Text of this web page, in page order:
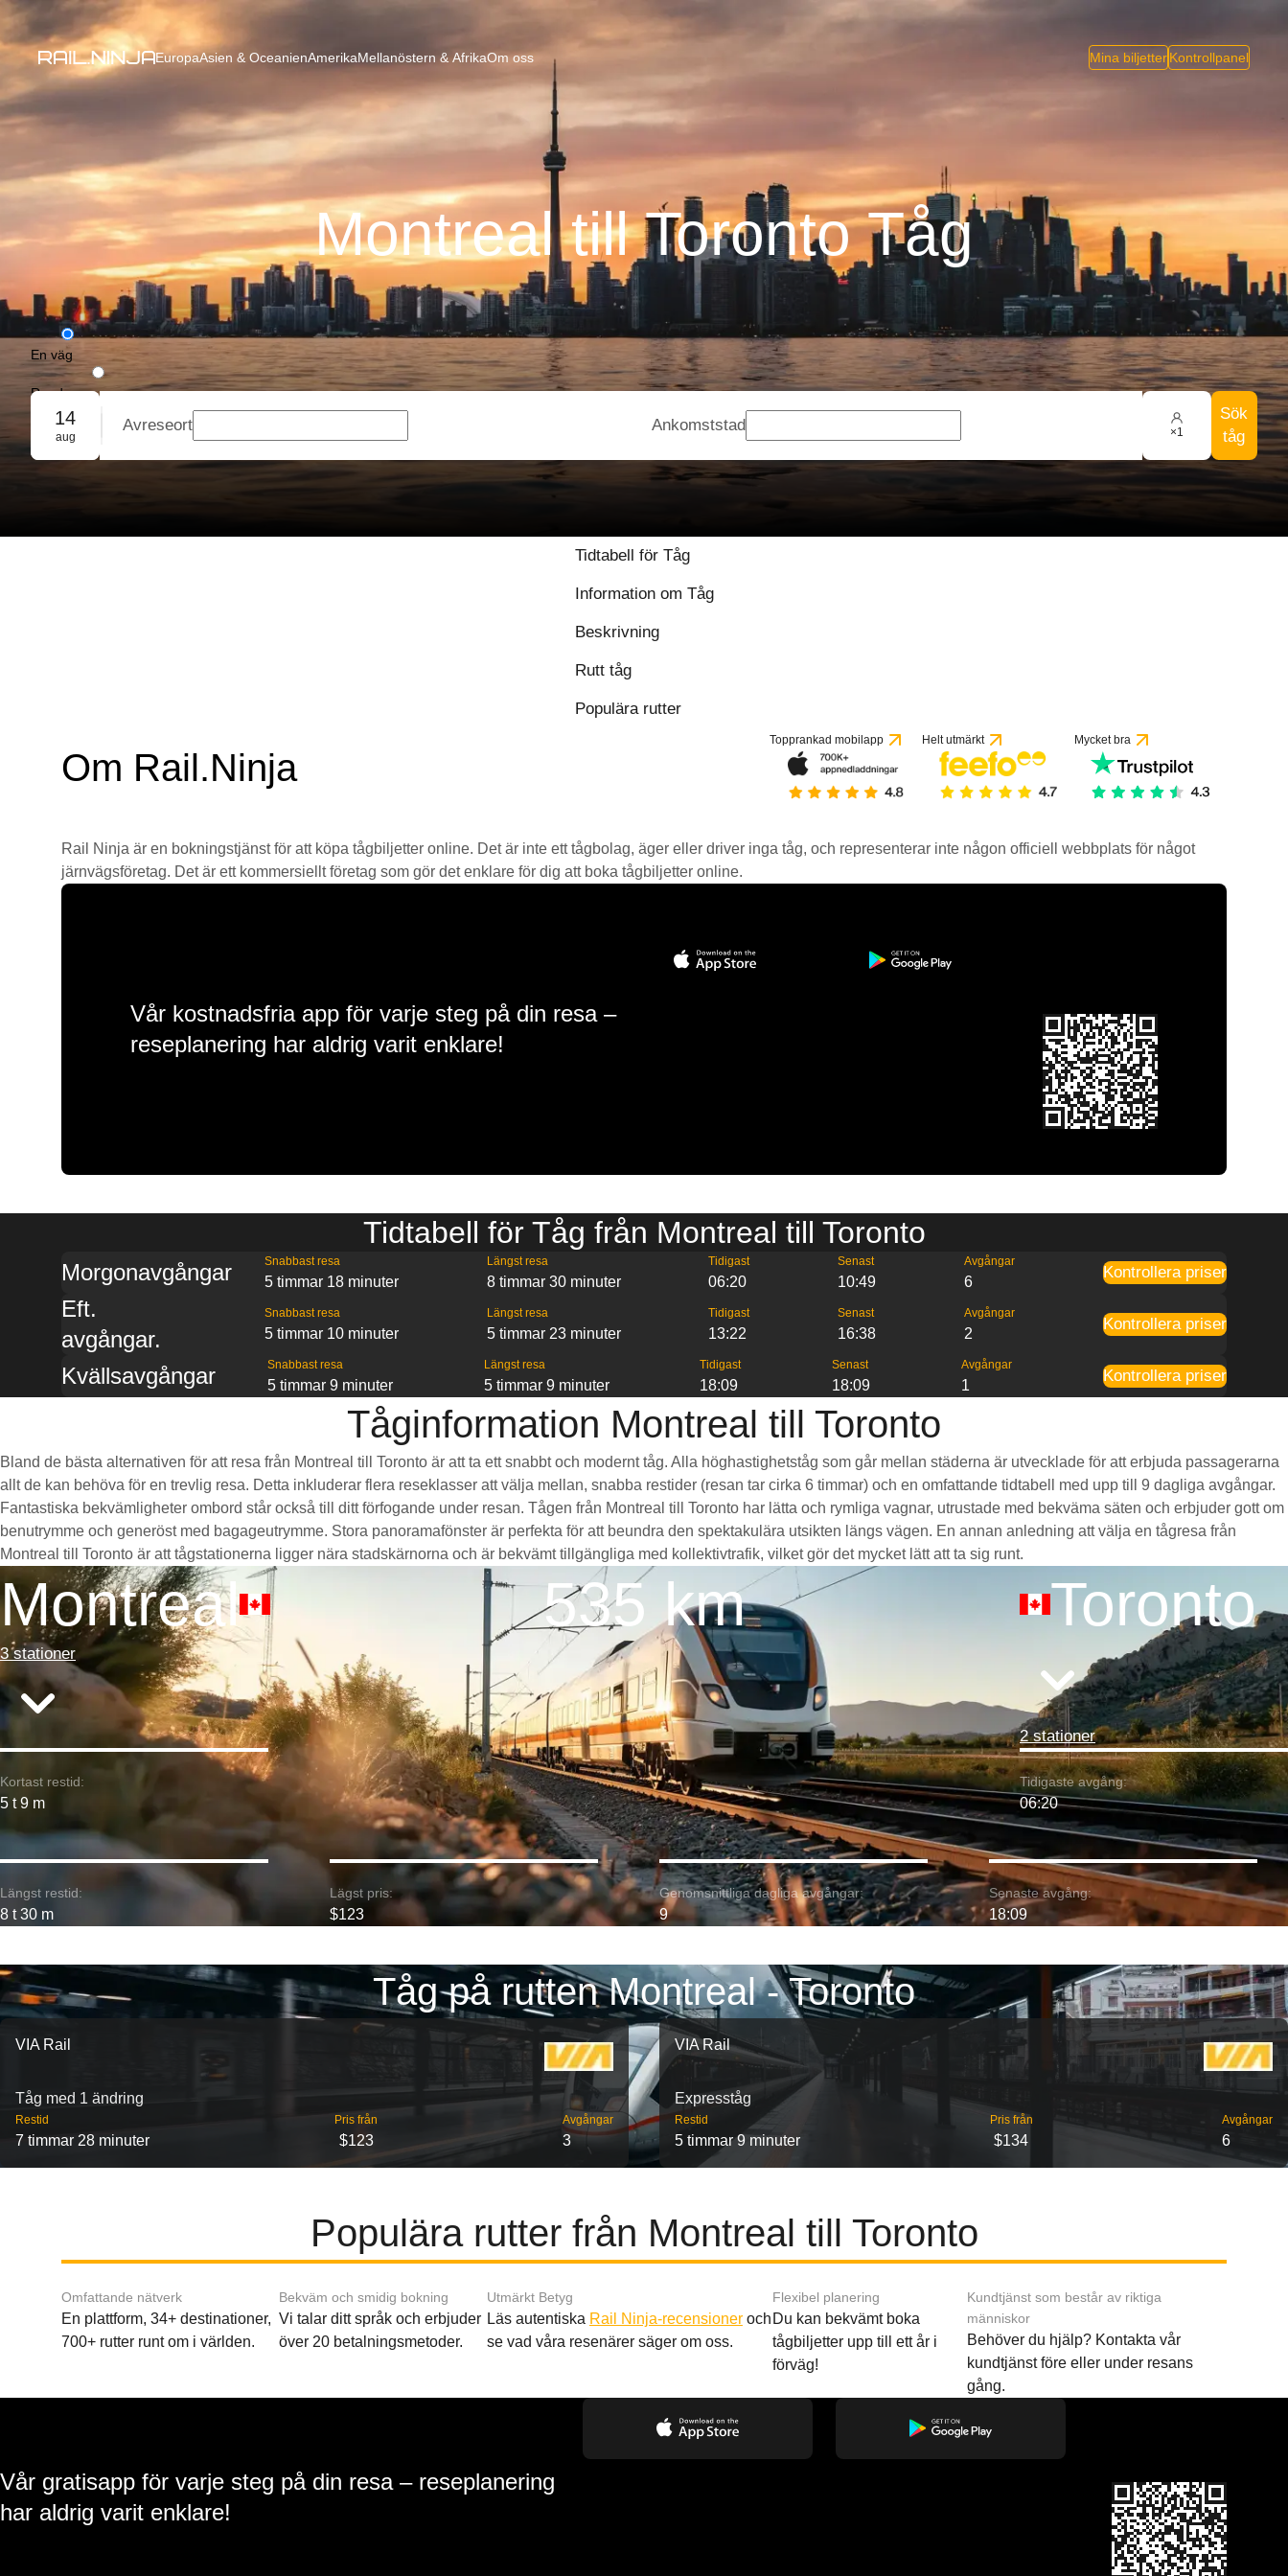
EuropaAsien & OceanienAmerikaMellanöstern & AfrikaOm oss Mina biljetterKontrollpanel
Montreal till Toronto Tåg
En väg
Rundresa
Gruppbokning
14
aug
Avreseort Ankomststad ×1
Sök
tåg
Tidtabell för Tåg
Information om Tåg
Beskrivning
Rutt tåg
Populära rutter
Om Rail.Ninja
Topprankad mobilapp Helt utmärkt Mycket bra
Rail Ninja är en bokningstjänst för att köpa tågbiljetter online. Det är inte ett tågbolag, äger eller driver inga tåg, och representerar inte någon officiell webbplats för något
järnvägsföretag. Det är ett kommersiellt företag som gör det enklare för dig att boka tågbiljetter online.
Vår kostnadsfria app för varje steg på din resa –
reseplanering har aldrig varit enklare!
Tidtabell för Tåg från Montreal till Toronto
Morgonavgångar Snabbast resa
5 timmar 18 minuter
Längst resa
8 timmar 30 minuter
Tidigast
06:20
Senast
10:49
Avgångar
6
Kontrollera priser
Eft.
avgångar.
Snabbast resa
5 timmar 10 minuter
Längst resa
5 timmar 23 minuter
Tidigast
13:22
Senast
16:38
Avgångar
2
Kontrollera priser
Kvällsavgångar Snabbast resa
5 timmar 9 minuter
Längst resa
5 timmar 9 minuter
Tidigast
18:09
Senast
18:09
Avgångar
1
Kontrollera priser
Tåginformation Montreal till Toronto
Bland de bästa alternativen för att resa från Montreal till Toronto är att ta ett snabbt och modernt tåg. Alla höghastighetståg som går mellan städerna är utvecklade för att erbjuda passagerarna
allt de kan behöva för en trevlig resa. Detta inkluderar flera reseklasser att välja mellan, snabba restider (resan tar cirka 6 timmar) och en omfattande tidtabell med upp till 9 dagliga avgångar.
Fantastiska bekvämligheter ombord står också till ditt förfogande under resan. Tågen från Montreal till Toronto har lätta och rymliga vagnar, utrustade med bekväma säten och erbjuder gott om
benutrymme och generöst med bagageutrymme. Stora panoramafönster är perfekta för att beundra den spektakulära utsikten längs vägen. En annan anledning att välja en tågresa från
Montreal till Toronto är att tågstationerna ligger nära stadskärnorna och är bekvämt tillgängliga med kollektivtrafik, vilket gör det mycket lätt att ta sig runt.
Montreal
3 stationer
535 km Toronto
2 stationer
Kortast restid:
5 t 9 m
Tidigaste avgång:
06:20
Längst restid:
8 t 30 m
Lägst pris:
$123
Genomsnittliga dagliga avgångar:
9
Senaste avgång:
18:09
Tåg på rutten Montreal - Toronto
VIA Rail
Tåg med 1 ändring
Restid
7 timmar 28 minuter
Pris från
$123
Avgångar
3
VIA Rail
Expresståg
Restid
5 timmar 9 minuter
Pris från
$134
Avgångar
6
Populära rutter från Montreal till Toronto
9 / 10 baserat på 54 recensioner
Omfattande nätverk
En plattform, 34+ destinationer,
700+ rutter runt om i världen.
Bekväm och smidig bokning
Vi talar ditt språk och erbjuder
över 20 betalningsmetoder.
Utmärkt Betyg
Läs autentiska Rail Ninja-recensioneroch
se vad våra resenärer säger om oss.
Flexibel planering
Du kan bekvämt boka
tågbiljetter upp till ett år i
förväg!
Kundtjänst som består av riktiga
människor
Behöver du hjälp? Kontakta vår
kundtjänst före eller under resans
gång.
Vår gratisapp för varje steg på din resa – reseplanering
har aldrig varit enklare!